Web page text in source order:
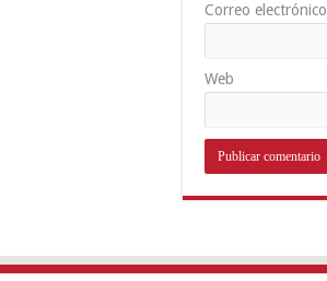
Correo electrónico
Web